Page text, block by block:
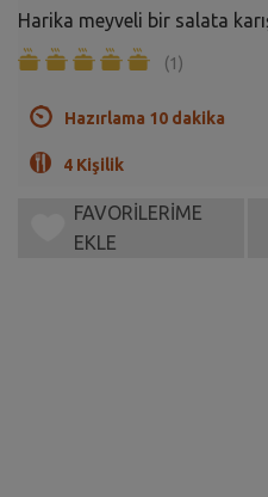
Harika meyveli bir salata
(1)
Hazırlama 10 dakika
4 Kişilik
FAVORİLERİME
EKLE